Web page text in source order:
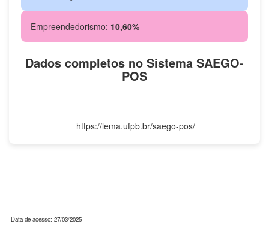
Empreendedorismo: 10,60%
Dados completos no Sistema SAEGO-
POS
https://lema.ufpb.br/saego-pos/
Data de acesso: 27/03/2025